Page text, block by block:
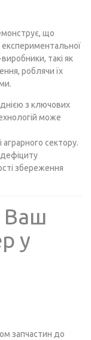
що
такі як
роблячи їх
з ключових
може
сектору.
збереження
Ваш
у
запчастин до